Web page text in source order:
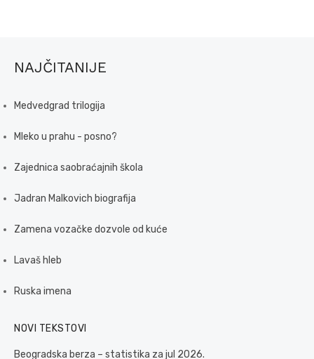
NAJČITANIJE
Medvedgrad trilogija
Mleko u prahu - posno?
Zajednica saobraćajnih škola
Jadran Malkovich biografija
Zamena vozačke dozvole od kuće
Lavaš hleb
Ruska imena
NOVI TEKSTOVI
Beogradska berza – statistika za jul 2026.